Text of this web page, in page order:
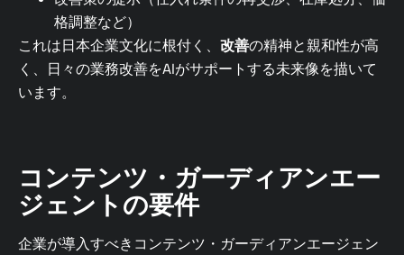
格調整など）
これは日本企業文化に根付く、 改善の精神と親和性が高
く、日々の業務改善をAIがサポートする未来像を描いて
います。
コンテンツ・ガーディアンエー
ジェントの要件
企業が導入すべきコンテンツ・ガーディアンエージェン